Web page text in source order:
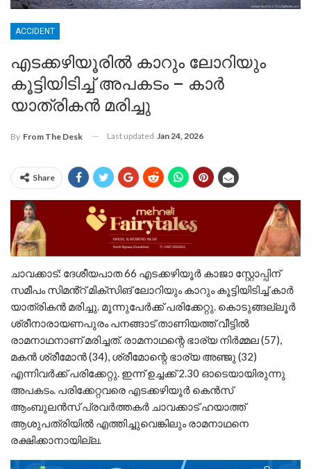
ACCIDENT
എടക്കഴിയൂരിൽ കാറും ലോറിയും
കൂട്ടിയിടിച്ച് അപകടം – കാർ
യാത്രികൻ മരിച്ചു
By From The Desk Last updated Jan 24, 2026
Share
ചാവക്കാട്: ദേശീയപാത 66 എടക്കഴിയൂർ കാജാ സ്റ്റോപ്പിന്
സമീപം സിമൻ്റ് മിക്സിങ് ലോറിയും കാറും കൂട്ടിയിടിച്ച് കാർ
യാത്രികൻ മരിച്ചു. മൂന്നുപേർക്ക് പരിക്കേറ്റു. കൊടുങ്ങല്ലൂർ
ശ്രീനാരായണപുരം പനങ്ങാട് താണിയത്ത് വീട്ടിൽ
രാമനാഥനാണ് മരിച്ചത്. രാമനാഥന്റെ ഭാര്യ നിർമ്മല (57),
മകൻ ശ്രീമോൻ (34), ശ്രീമോന്റെ ഭാര്യ അഞ്ജു (32)
എന്നിവർക്ക് പരിക്കേറ്റു. ഇന്ന് ഉച്ചക്ക് 2.30 ഓടെയായിരുന്നു
അപകടം. പരിക്കേറ്റവരെ എടക്കഴിയൂർ കെൻസ്
ആംബുലൻസ് പ്രവർത്തകർ ചാവക്കാട് ഹയാത്ത്
ആശുപത്രിയിൽ എത്തിച്ചുവെങ്കിലും രാമനാഥനെ
രക്ഷിക്കാനായില്ല.